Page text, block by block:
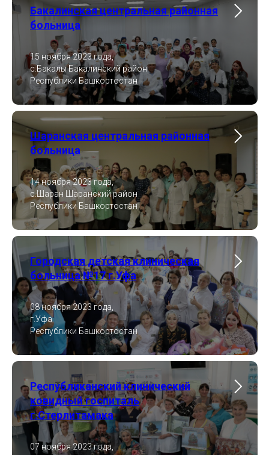
Бакалинская центральная районная
больница
15 ноября 2023 года,
с.Бакалы Бакалинский район
Республики Башкортостан
Шаранская центральная районная
больница
14 ноября 2023 года,
с.Шаран Шаранский район
Республики Башкортостан
Городская детская клиническая
больница №17 г.Уфа
08 ноября 2023 года,
г.Уфа
Республики Башкортостан
Республиканский клинический
ковидный госпиталь
г.Стерлитамака
07 ноября 2023 года,